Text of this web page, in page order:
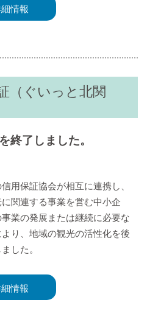
情報
（ぐいっと北関
終了しました。
用保証協会が相互に連携し、
関連する事業を営む中小企
業の発展または継続に必要な
り、地域の観光の活性化を後
した。
情報